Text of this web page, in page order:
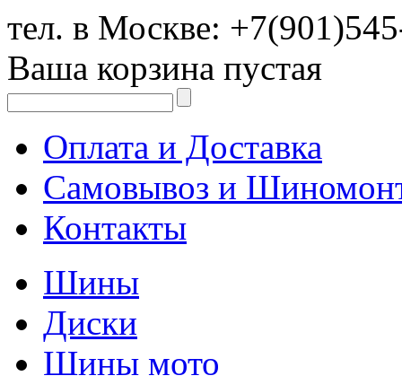
тел. в Москве:
Ваша корзина пустая
Оплата и Доставка
Самовывоз и
Контакты
Шины
Диски
Шины мото